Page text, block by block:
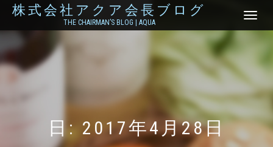
株式会社アクア会長ブログ
THE CHAIRMAN’S BLOG | AQUA
ナ
ン
切
え
日: 2017年4月28日